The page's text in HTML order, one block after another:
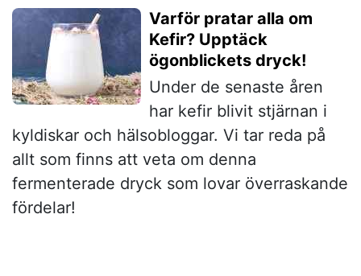
Varför pratar alla om
Kefir? Upptäck
ögonblickets dryck!
Under de senaste åren
har kefir blivit stjärnan i
kyldiskar och hälsobloggar. Vi tar reda på
allt som finns att veta om denna
fermenterade dryck som lovar överraskande
fördelar!